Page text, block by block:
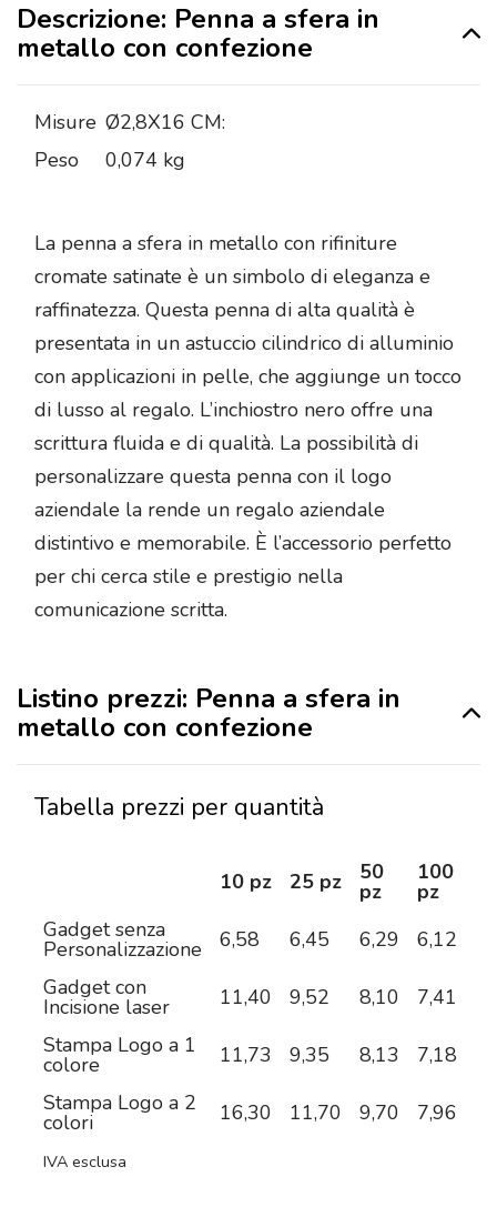
Descrizione: Penna a sfera in
metallo con confezione
Misure Ø2,8X16 CM:
Peso
0,074 kg
La penna a sfera in metallo con rifiniture
cromate satinate è un simbolo di eleganza e
raffinatezza. Questa penna di alta qualità è
presentata in un astuccio cilindrico di alluminio
con applicazioni in pelle, che aggiunge un tocco
di lusso al regalo. L’inchiostro nero offre una
scrittura fluida e di qualità. La possibilità di
personalizzare questa penna con il logo
aziendale la rende un regalo aziendale
distintivo e memorabile. È l’accessorio perfetto
per chi cerca stile e prestigio nella
comunicazione scritta.
Listino prezzi: Penna a sfera in
metallo con confezione
Tabella prezzi per quantità
10 pz 25 pz 50
pz
100
pz
Gadget senza
Personalizzazione 6,58 6,45 6,29 6,12
Gadget con
Incisione laser 11,40 9,52 8,10 7,41
Stampa Logo a 1
colore 11,73 9,35 8,13 7,18
Stampa Logo a 2
colori 16,30 11,70 9,70 7,96
IVA esclusa